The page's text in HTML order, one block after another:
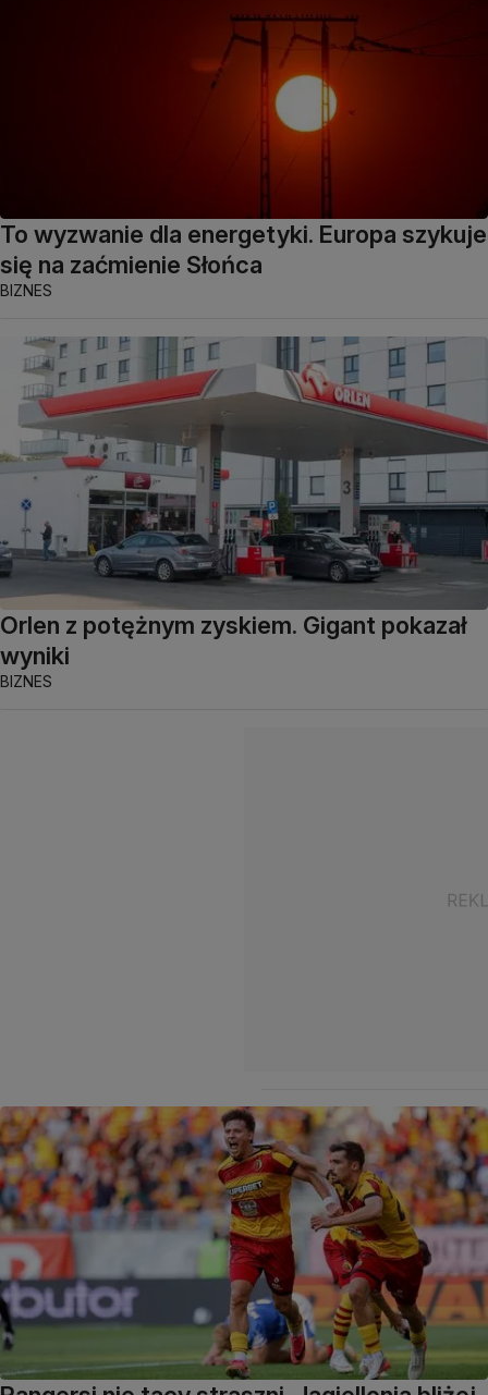
To wyzwanie dla energetyki. Europa szykuje
się na zaćmienie Słońca
BIZNES
Orlen z potężnym zyskiem. Gigant pokazał
wyniki
BIZNES